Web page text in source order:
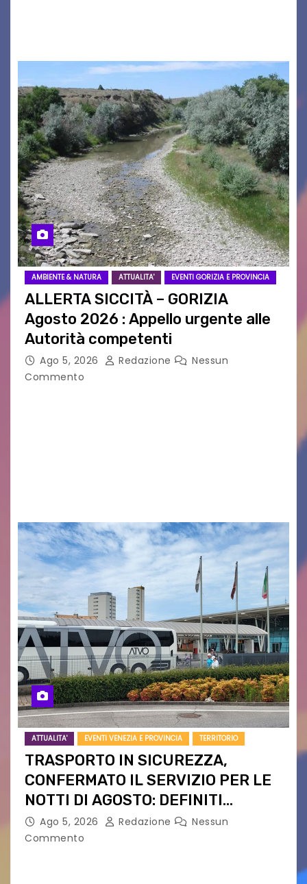
AMBIENTE & NATURA ATTUALITA' EVENTI GORIZIA E PROVINCIA
ALLERTA SICCITÀ – GORIZIA
Agosto 2026 : Appello urgente alle
Autorità competenti
Ago 5, 2026 Redazione
Nessun
Commento
ATTUALITA' EVENTI VENEZIA E PROVINCIA TERRITORIO
TRASPORTO IN SICUREZZA,
CONFERMATO IL SERVIZIO PER LE
NOTTI DI AGOSTO: DEFINITI
PERCORSI, FERMATE E ORARIO
Ago 5, 2026 Redazione
Nessun
Commento